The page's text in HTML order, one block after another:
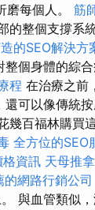
磨每個人。 筋
的整個支撐系
的SEO解決方
個身體的綜合
程 在治療之前
可以像傳統
幾百福林購買
全方位的SEO
資訊 天母推
的網路行銷公司
與血管類似